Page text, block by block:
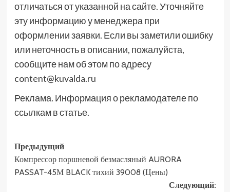
отличаться от указанной на сайте. Уточняйте
эту информацию у менеджера при
оформлении заявки. Если вы заметили ошибку
или неточность в описании, пожалуйста,
сообщите нам об этом по адресу
content@kuvalda.ru
Реклама. Информация о рекламодателе по
ссылкам в статье.
Навигация
записи
Предыдущий
Компрессор поршневой безмасляный AURORA
PASSAT-45М BLACK тихий 39008 (Цены)
Следующий: